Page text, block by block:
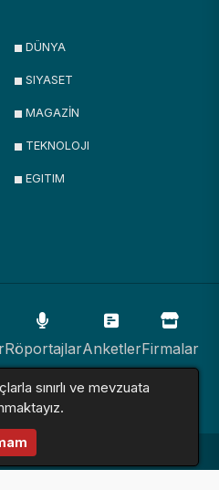
DÜNYA
SIYASET
MAGAZİN
TEKNOLOJI
EGITIM
RöportajlarAnketlerFirmalar
İlanlarSitemap
Tüm Hakları Saklıdır.
sınırlı ve mevzuata